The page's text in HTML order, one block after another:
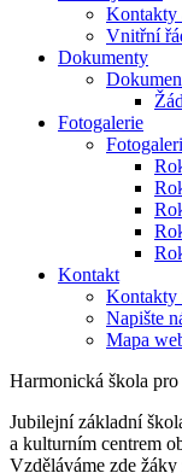
Kontakty
Vnitřní
Dokumenty
Fotogalerie
Kontakt
Kontakty
Napište
Mapa
Harmonická škola
Jubilejní základní
a kulturním centrem
Vzděláváme zde